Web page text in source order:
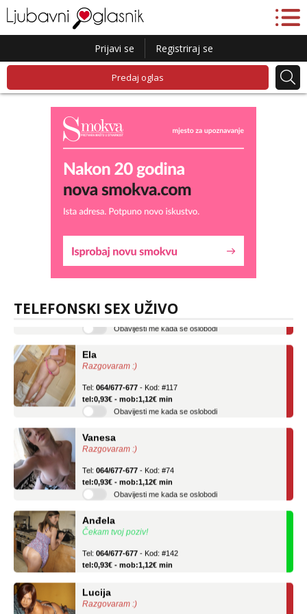
Prijavi se Registriraj se
Predaj oglas
TELEFONSKI SEX UŽIVO
Lucija
tel:0,93€ - mob:1,12€ min
Obavijesti me kada se oslobodi
Razgovaram :)
tel:0,93€ - mob:1,12€ min
Obavijesti me kada se oslobodi
Razgovaram :)
tel:0,93€ - mob:1,12€ min
Obavijesti me kada se oslobodi
Čekam tvoj poziv!
tel:0,93€ - mob:1,12€ min
Razgovaram :)